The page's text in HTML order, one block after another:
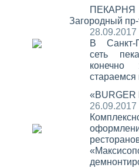
Загородный пр-
28.09.2017
В Санкт-
сеть
«BURGER
26.09.2017